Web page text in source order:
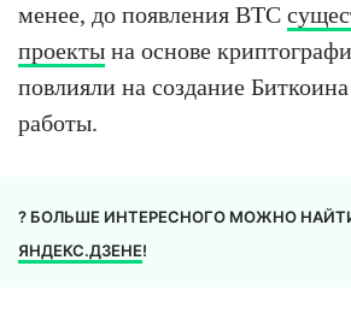
менее, до появления BTC
проекты на основе
повлияли на создание
работы.
? БОЛЬШЕ ИНТЕРЕСНОГО МОЖНО
ЯНДЕКС.ДЗЕНЕ!